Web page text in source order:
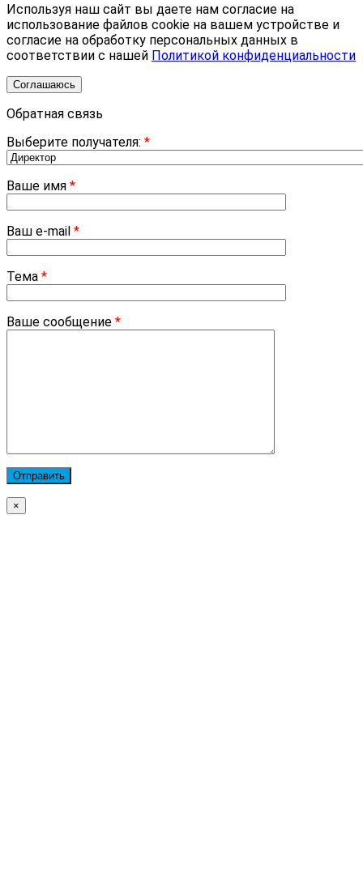
Используя наш сайт вы даете нам согласие на
использование файлов cookie на вашем устройстве и
согласие на обработку персональных данных в
соответствии с нашей Политикой конфиденциальности
Соглашаюсь
Обратная связь
Выберите получателя: *
Ваше имя *
Ваш e-mail *
Тема *
Ваше сообщение *
×